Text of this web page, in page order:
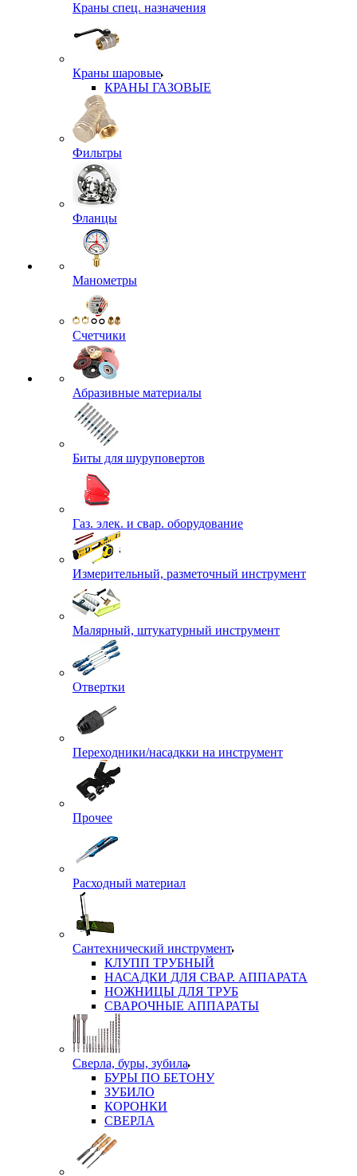
Краны спец. назначения
Краны шаровые
КРАНЫ ГАЗОВЫЕ
Фильтры
Фланцы
Манометры
Счетчики
Абразивные материалы
Биты для шуруповертов
Газ. элек. и свар. оборудование
Измерительный, разметочный инструмент
Малярный, штукатурный инструмент
Отвертки
Переходники/насадкки на инструмент
Прочее
Расходный материал
Сантехнический инструмент
КЛУПП ТРУБНЫЙ
НАСАДКИ ДЛЯ СВАР. АППАРАТА
НОЖНИЦЫ ДЛЯ ТРУБ
СВАРОЧНЫЕ АППАРАТЫ
Сверла, буры, зубила
БУРЫ ПО БЕТОНУ
ЗУБИЛО
КОРОНКИ
СВЕРЛА